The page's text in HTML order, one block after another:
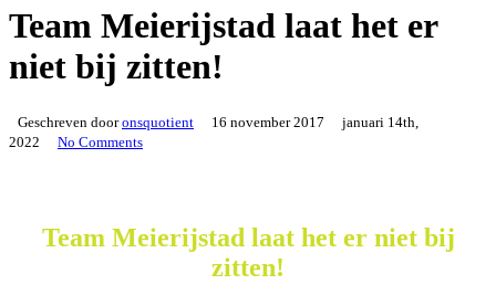
Team Meierijstad laat het er
niet bij zitten!
Geschreven door onsquotient 16 november 2017
januari 14th,
2022
No Comments
Team Meierijstad laat het er niet bij
zitten!